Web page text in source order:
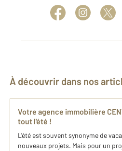
À découvrir dans nos
Votre agence immobilière
tout l'été !
L'été est souvent synonyme de
nouveaux projets. Mais pour un